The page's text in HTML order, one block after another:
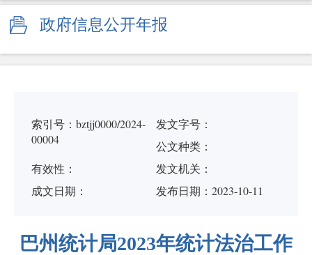
政府信息公开年报
索引号：bztjj0000/2024-
00004
发文字号：
公文种类：
有效性：
发文机关：
成文日期：
发布日期：2023-10-11
巴州统计局2023年统计法治工作